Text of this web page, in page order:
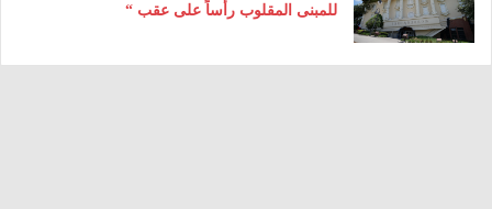
للمبنى المقلوب رأساً على عقب “